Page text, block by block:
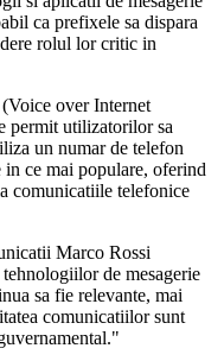
ca prefixele sa dispara
rolul lor critic in
over Internet
permit utilizatorilor sa
un numar de telefon
ce mai populare, oferind
comunicatiile telefonice
Marco Rossi
de mesagerie
sa fie relevante, mai
comunicatiilor sunt